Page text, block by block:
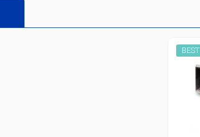
BEST